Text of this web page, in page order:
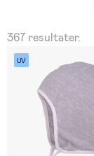
367 resultater.
UV